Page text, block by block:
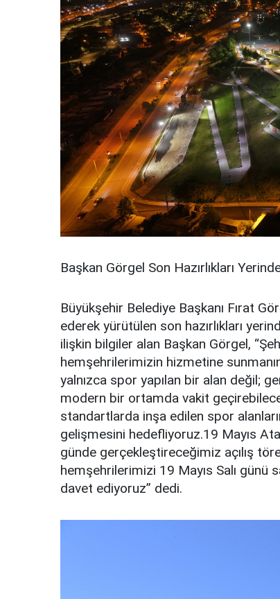
Başkan Görgel Son Hazırlıkları
Büyükşehir Belediye Başkanı Fırat
ederek yürütülen son hazırlıkları
ilişkin bilgiler alan Başkan Görgel,
hemşehrilerimizin hizmetine
yalnızca spor yapılan bir alan değil;
modern bir ortamda vakit
standartlarda inşa edilen spor
gelişmesini hedefliyoruz.19 Mayıs
günde gerçekleştireceğimiz açılış
hemşehrilerimizi 19 Mayıs Salı günü
davet ediyoruz” dedi.